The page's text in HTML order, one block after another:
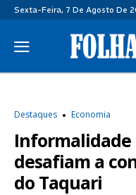
Sexta-Feira, 7 De Agosto De
Destaques Economia
Informalidade
desafiam a
do Taquari